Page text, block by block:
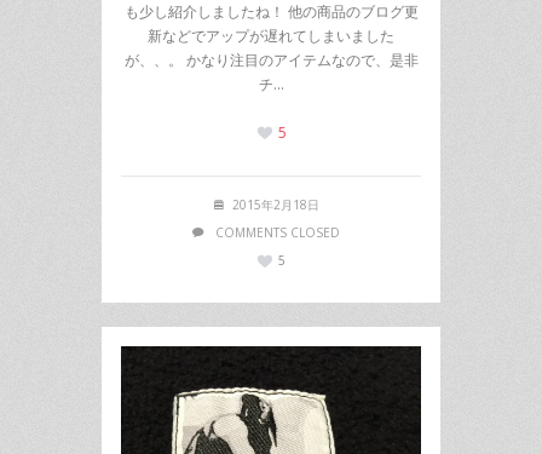
も少し紹介しましたね！ 他の商品のブログ更
新などでアップが遅れてしまいました
が、、。 かなり注目のアイテムなので、是非
チ…
5
2015年2月18日
COMMENTS CLOSED
5